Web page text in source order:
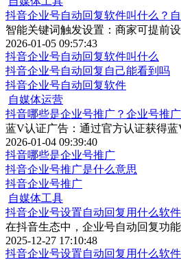
抖音企业号自动回复软件叫什么？
智能关键词触发设置：商家可提前
2026-01-05 09:57:43
抖音企业号自动回复软件叫什么
抖音企业号自动回复自己能看到吗
抖音企业号自动回复软件
自媒体运营
抖音哪些是企业号推广？企业号推
蓝V认证广告：通过官方认证获得
2026-01-04 09:39:40
抖音哪些是企业号推广
抖音企业号推广是什么意思
抖音企业号推广
自媒体工具
抖音企业号设置自动回复用什么软
在抖音生态中，企业号自动回复功
2025-12-27 17:10:48
抖音企业号设置自动回复用什么软件